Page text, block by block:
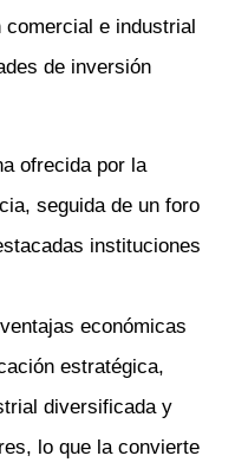
comercial e industrial
de inversión
ofrecida por la
seguida de un foro
instituciones
económicas
estratégica,
diversificada y
lo que la convierte